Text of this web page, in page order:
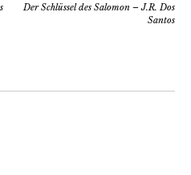
Der Schlüssel des Salomon – J.R. Dos
Santos